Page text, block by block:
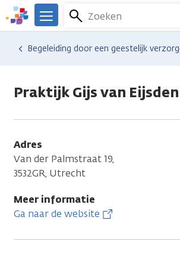
Overslaan
en
naar
We
er
Kanker.nl
Zoeken
Menu
Hulp en ondersteuning
Vind hulp bij kanker
Relaties en gezin
Naasten
Begeleiding door een geestelijk
Praktijk Gijs van Eijsden
Adres
Van der Palmstraat 19,
3532GR, Utrecht
Meer informatie
Ga naar de website